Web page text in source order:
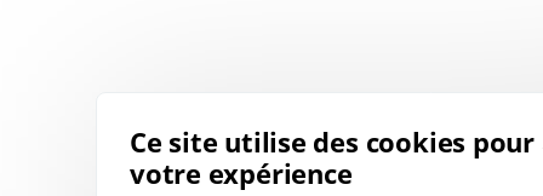
Ce site utilise des cookies
votre expérience